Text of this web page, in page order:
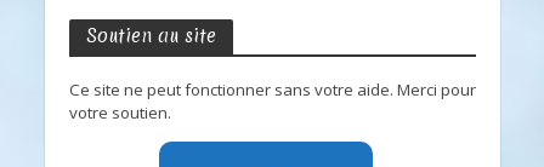
Soutien au site
Ce site ne peut fonctionner sans votre aide. Merci pour
votre soutien.